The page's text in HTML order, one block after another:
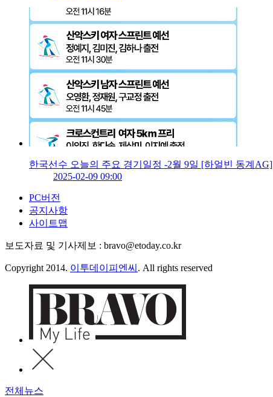
한국선수 오늘의 주요 경기일정 -2월 9일 [하얼빈 동계AG]
2025-02-09 09:00
PC버전
공지사항
사이트맵
보도자료 및 기사제보 : bravo@etoday.co.kr
Copyright 2014. 이투데이피엔씨 . All rights reserved
전체뉴스